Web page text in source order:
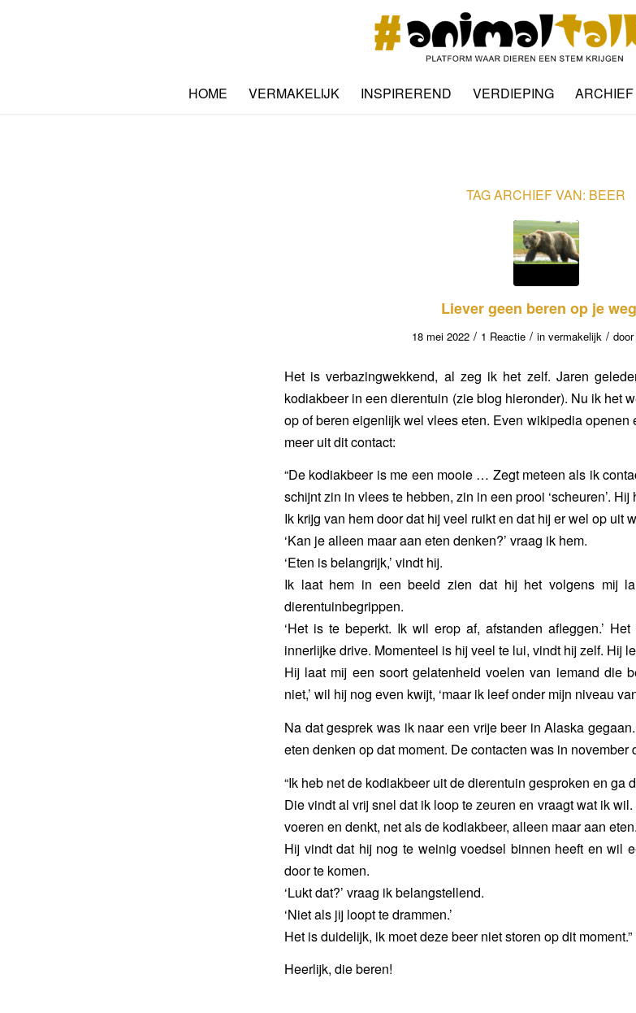
HOME VERMAKELIJK INSPIREREND VERDIEPING ARCHIEF
TAG ARCHIEF VAN: BEER
Liever geen beren op je
18 mei 2022 / 1 Reactie / in vermakelijk / door
Het is verbazingwekkend, al zeg ik het zelf. Jaren
kodiakbeer in een dierentuin (zie blog hieronder). Nu ik het
op of beren eigenlijk wel vlees eten. Even wikipedia openen
meer uit dit contact:
“De kodiakbeer is me een mooie … Zegt meteen als ik
schijnt zin in vlees te hebben, zin in een prooi ‘scheuren’.
Ik krijg van hem door dat hij veel ruikt en dat hij er wel op uit
‘Kan je alleen maar aan eten denken?’ vraag ik hem.
‘Eten is belangrijk,’ vindt hij.
Ik laat hem in een beeld zien dat hij het volgens mij
dierentuinbegrippen.
‘Het is te beperkt. Ik wil erop af, afstanden afleggen.’
innerlijke drive. Momenteel is hij veel te lui, vindt hij zelf. Hij
Hij laat mij een soort gelatenheid voelen van iemand die
niet,’ wil hij nog even kwijt, ‘maar ik leef onder mijn niveau
Na dat gesprek was ik naar een vrije beer in Alaska
eten denken op dat moment. De contacten was in november
“Ik heb net de kodiakbeer uit de dierentuin gesproken en ga
Die vindt al vrij snel dat ik loop te zeuren en vraagt wat ik
voeren en denkt, net als de kodiakbeer, alleen maar aan eten.
Hij vindt dat hij nog te weinig voedsel binnen heeft en wil
door te komen.
‘Lukt dat?’ vraag ik belangstellend.
‘Niet als jij loopt te drammen.’
Het is duidelijk, ik moet deze beer niet storen op dit moment.”
Heerlijk, die beren!